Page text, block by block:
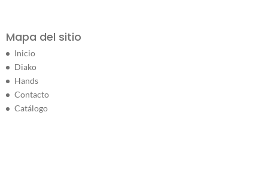
Mapa del sitio
Inicio
Diako
Hands
Contacto
Catálogo